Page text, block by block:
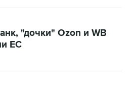
"дочки" Ozon и WB
ЕС